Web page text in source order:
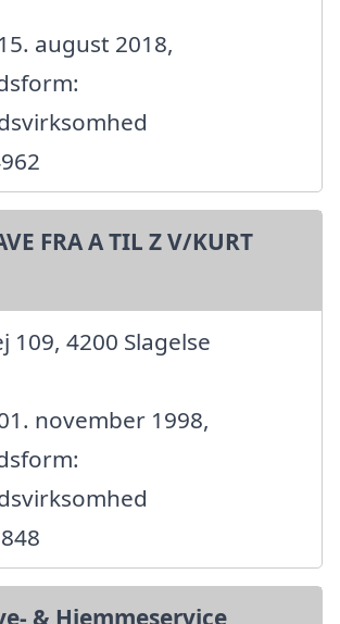
august 2018,
FRA A TIL Z V/KURT
109, 4200 Slagelse
november 1998,
& Hjemmeservice